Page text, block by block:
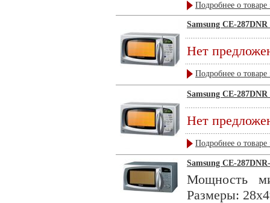
Подробнее о товаре
Samsung CE-
Нет
Подробнее о товаре
Samsung CE-
Нет
Подробнее о товаре
Samsung CE-
Мощность
Размеры: